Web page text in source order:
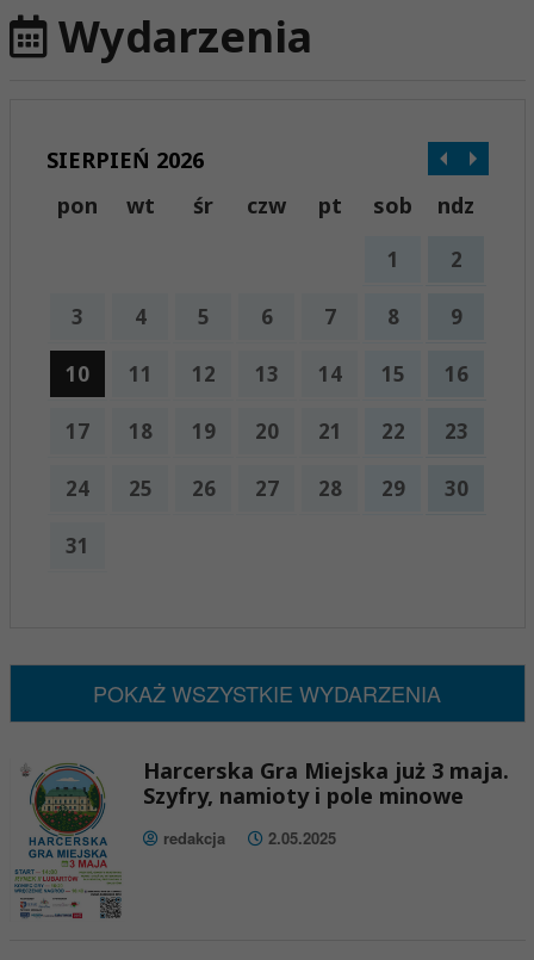
Wydarzenia
SIERPIEŃ 2026
pon
wt śr czw pt sob ndz
1 2
3 4 5 6 7 8 9
10 11 12 13 14 15 16
17 18 19 20 21 22 23
24 25 26 27 28 29 30
31
POKAŻ WSZYSTKIE WYDARZENIA
Harcerska Gra Miejska już 3 maja.
Szyfry, namioty i pole minowe
redakcja 2.05.2025